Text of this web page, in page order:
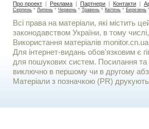
Про проект | Реклама | Партнери | Контакти |
Серпень * Липень * Червень * Травень * Квітень * Березень
Всі права на матеріали, які містить
законодавством України, в тому
Використання матерiалiв
Для iнтернет-видань обов'язковим є
для пошукових систем. Посилання та
виключно в першому чи в другому
Матеріали з позначкою (PR)